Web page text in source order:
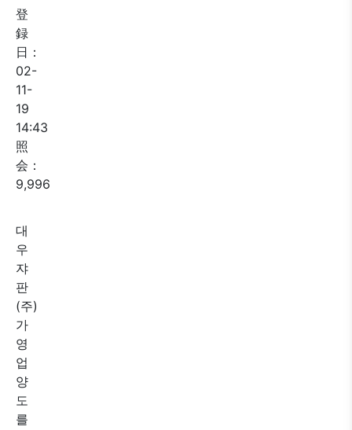
登
録
日：
02-
11-
19
14:43
照
会：
9,996
대
우
쟈
판
(주)
가
영
업
양
도
를